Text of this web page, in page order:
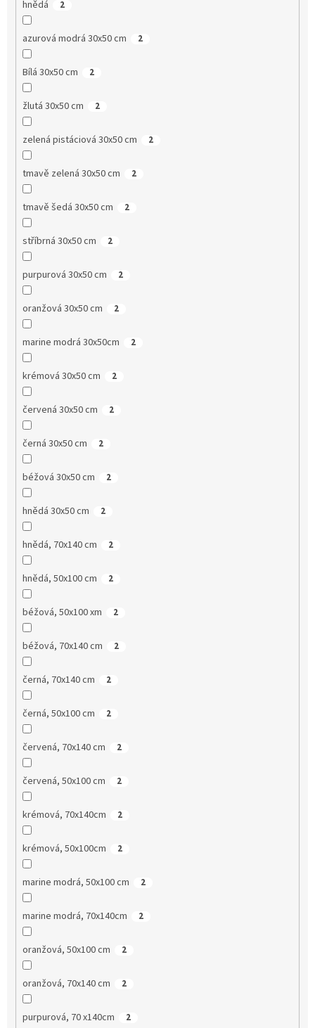
hnědá 2
azurová modrá 30x50 cm 2
Bílá 30x50 cm 2
žlutá 30x50 cm 2
zelená pistáciová 30x50 cm 2
tmavě zelená 30x50 cm 2
tmavě šedá 30x50 cm 2
stříbrná 30x50 cm 2
purpurová 30x50 cm 2
oranžová 30x50 cm 2
marine modrá 30x50cm 2
krémová 30x50 cm 2
červená 30x50 cm 2
černá 30x50 cm 2
béžová 30x50 cm 2
hnědá 30x50 cm 2
hnědá, 70x140 cm 2
hnědá, 50x100 cm 2
béžová, 50x100 xm 2
béžová, 70x140 cm 2
černá, 70x140 cm 2
černá, 50x100 cm 2
červená, 70x140 cm 2
červená, 50x100 cm 2
krémová, 70x140cm 2
krémová, 50x100cm 2
marine modrá, 50x100 cm 2
marine modrá, 70x140cm 2
oranžová, 50x100 cm 2
oranžová, 70x140 cm 2
purpurová, 70 x140cm 2